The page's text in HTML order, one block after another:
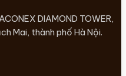
DIAMOND TOWER,
Mai, thành phố Hà Nội.